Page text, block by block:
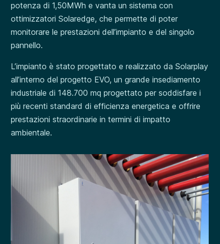
potenza di 1,50MWh e vanta un sistema con
ottimizzatori Solaredge, che permette di poter
monitorare le prestazioni dell’impianto e del singolo
pannello.
L’impianto è stato progettato e realizzato da Solarplay
all’interno del progetto EVO, un grande insediamento
industriale di 148.700 mq progettato per soddisfare i
più recenti standard di efficienza energetica e offrire
prestazioni straordinarie in termini di impatto
ambientale.